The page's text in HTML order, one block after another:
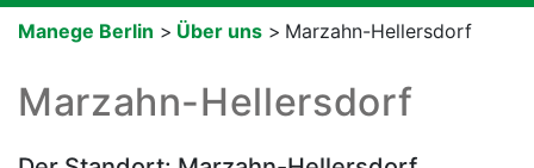
Manege Berlin > Über uns > Marzahn-Hellersdorf
Marzahn-Hellersdorf